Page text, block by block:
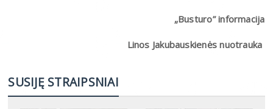
„Busturo” informacija
Linos Jakubauskienės nuotrauka
SUSIJĘ STRAIPSNIAI